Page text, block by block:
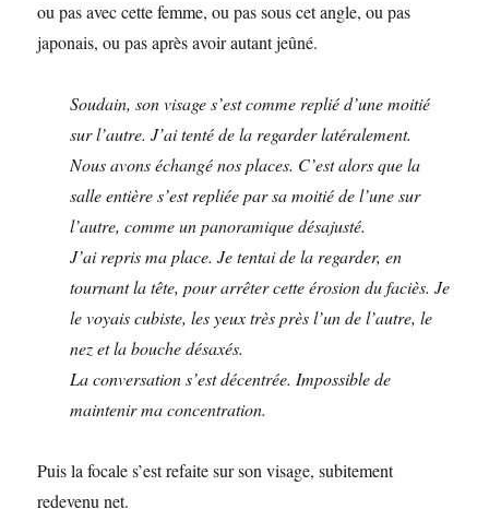
ou pas avec cette femme, ou pas sous cet angle, ou pas
japonais, ou pas après avoir autant jeûné.
Soudain, son visage s’est comme replié d’une moitié
sur l’autre. J’ai tenté de la regarder latéralement.
Nous avons échangé nos places. C’est alors que la
salle entière s’est repliée par sa moitié de l’une sur
l’autre, comme un panoramique désajusté.
J’ai repris ma place. Je tentai de la regarder, en
tournant la tête, pour arrêter cette érosion du faciès. Je
le voyais cubiste, les yeux très près l’un de l’autre, le
nez et la bouche désaxés.
La conversation s’est décentrée. Impossible de
maintenir ma concentration.
Puis la focale s’est refaite sur son visage, subitement
redevenu net.